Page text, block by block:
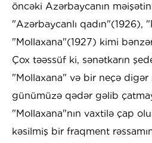
öncəki Azərbaycanın
"Azərbaycanlı qadın"(1926),
"Mollaxana"(1927) kimi
Çox təəssüf ki, sənətkarın
"Mollaxana" və bir neçə digər
günümüzə qədər gəlib
"Mollaxana"nın vaxtilə çap
kəsilmiş bir fraqment